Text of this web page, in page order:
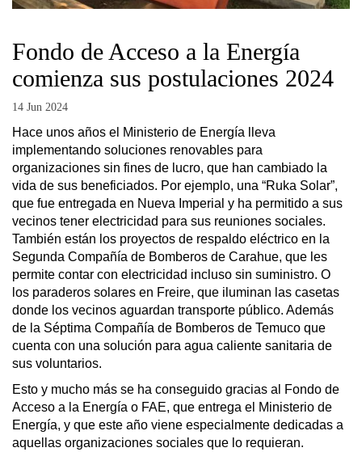
Fondo de Acceso a la Energía
comienza sus postulaciones 2024
14 Jun 2024
Hace unos años el Ministerio de Energía lleva
implementando soluciones renovables para
organizaciones sin fines de lucro, que han cambiado la
vida de sus beneficiados. Por ejemplo, una “Ruka Solar”,
que fue entregada en Nueva Imperial y ha permitido a sus
vecinos tener electricidad para sus reuniones sociales.
También están los proyectos de respaldo eléctrico en la
Segunda Compañía de Bomberos de Carahue, que les
permite contar con electricidad incluso sin suministro. O
los paraderos solares en Freire, que iluminan las casetas
donde los vecinos aguardan transporte público. Además
de la Séptima Compañía de Bomberos de Temuco que
cuenta con una solución para agua caliente sanitaria de
sus voluntarios.
Esto y mucho más se ha conseguido gracias al Fondo de
Acceso a la Energía o FAE, que entrega el Ministerio de
Energía, y que este año viene especialmente dedicadas a
aquellas organizaciones sociales que lo requieran.